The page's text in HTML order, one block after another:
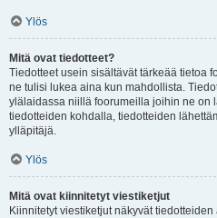
Ylös
Mitä ovat tiedotteet?
Tiedotteet usein sisältävät tärkeää tietoa
ne tulisi lukea aina kun mahdollista.
ylälaidassa niillä foorumeilla joihin ne on
tiedotteiden kohdalla, tiedotteiden
ylläpitäjä.
Ylös
Mitä ovat kiinnitetyt viestiketjut
Kiinnitetyt viestiketjut näkyvät